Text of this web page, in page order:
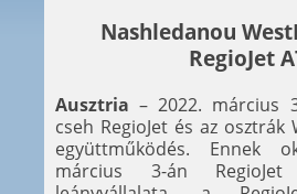
Nashledanou
RegioJet
Ausztria – 2022. március
cseh RegioJet és az osztrák
együttműködés. Ennek
március 3-án